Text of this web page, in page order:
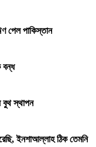
পেল পাকিস্তান
বন্ধ
বুথ স্থাপন
ইনশাআল্লাহ ঠিক তেমনি